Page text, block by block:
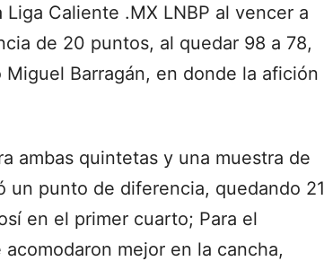
Caliente .MX LNBP al vencer a
de 20 puntos, al quedar 98 a 78,
Barragán, en donde la afición
ambas quintetas y una muestra de
un punto de diferencia, quedando 21
en el primer cuarto; Para el
mejor en la cancha,